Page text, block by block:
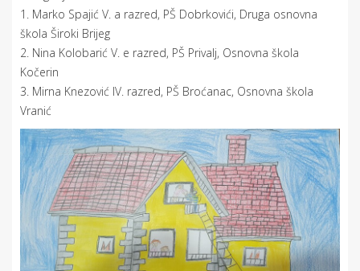
1. Marko Spajić V. a razred, PŠ Dobrkovići, Druga osnovna
škola Široki Brijeg
2. Nina Kolobarić V. e razred, PŠ Privalj, Osnovna škola
Kočerin
3. Mirna Knezović IV. razred, PŠ Broćanac, Osnovna škola
Vranić